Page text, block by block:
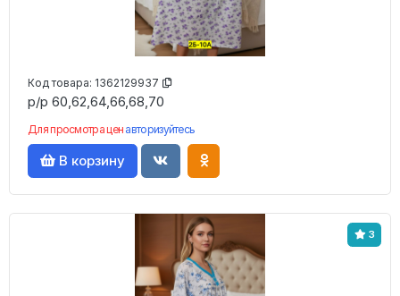
Код товара: 1362129937
р/р 60,62,64,66,68,70
Для просмотра цен авторизуйтесь
В корзину
3